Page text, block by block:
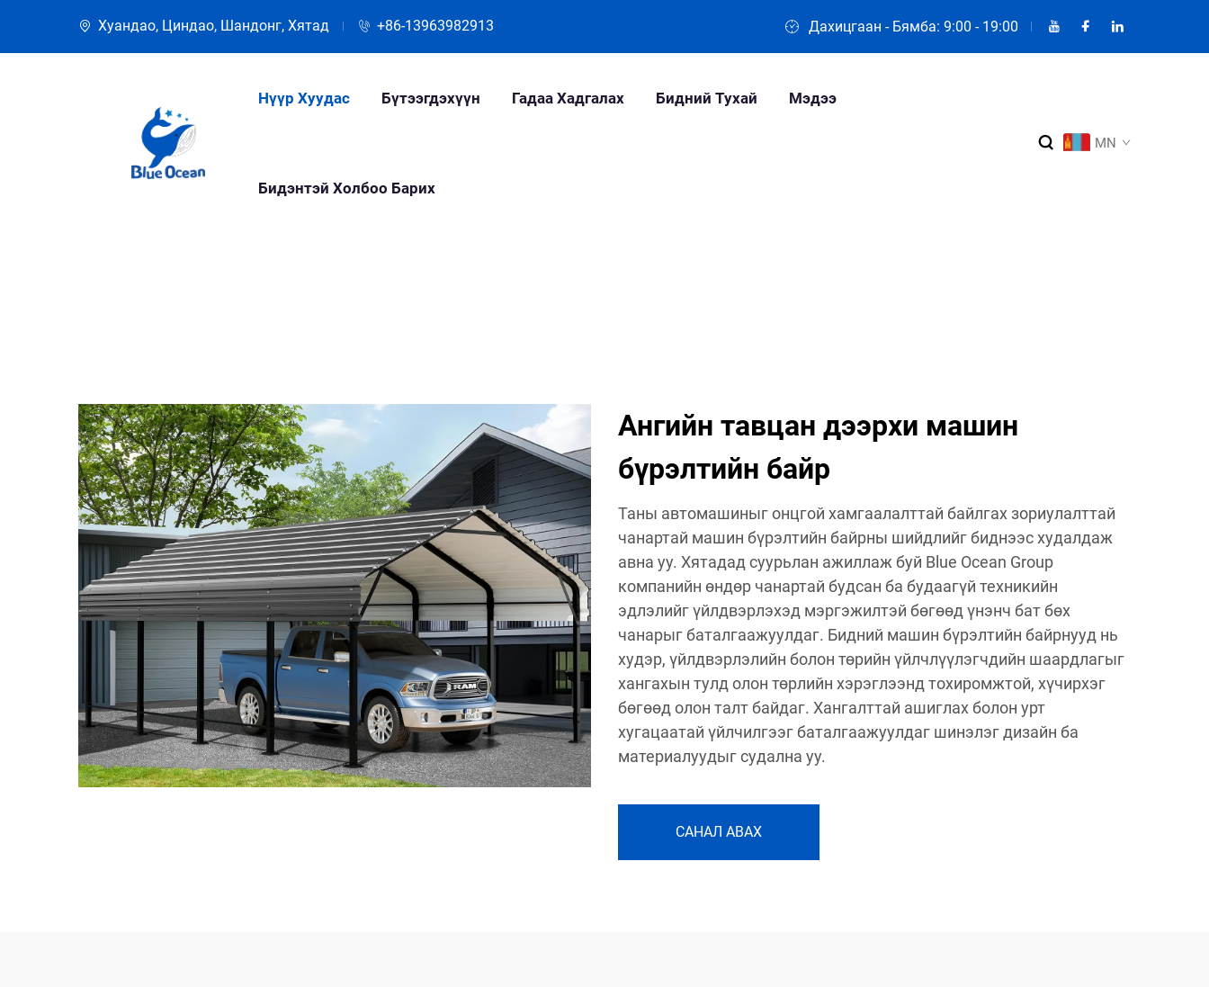
Хуандао, Циндао, Шандонг, Хятад +86-13963982913 Дахицгаан - Бямба: 9:00 - 19:00
Нүүр Хуудас Бүтээгдэхүүн Гадаа Хадгалах Бидний Тухай Мэдээ
Бидэнтэй Холбоо Барих
MN
Ангийн тавцан дээрхи машин
бүрэлтийн байр
Таны автомашиныг онцгой хамгаалалттай байлгах зориулалттай
чанартай машин бүрэлтийн байрны шийдлийг биднээс худалдаж
авна уу. Хятадад суурьлан ажиллаж буй Blue Ocean Group
компанийн өндөр чанартай будсан ба будаагүй техникийн
эдлэлийг үйлдвэрлэхэд мэргэжилтэй бөгөөд үнэнч бат бөх
чанарыг баталгаажуулдаг. Бидний машин бүрэлтийн байрнууд нь
худэр, үйлдвэрлэлийн болон төрийн үйлчлүүлэгчдийн шаардлагыг
хангахын тулд олон төрлийн хэрэглээнд тохиромжтой, хүчирхэг
бөгөөд олон талт байдаг. Хангалттай ашиглах болон урт
хугацаатай үйлчилгээг баталгаажуулдаг шинэлэг дизайн ба
материалуудыг судална уу.
САНАЛ АВАХ